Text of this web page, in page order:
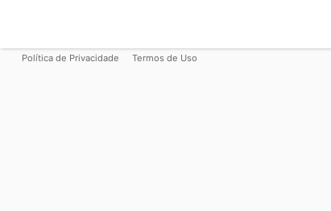
Política de Privacidade Termos de Uso